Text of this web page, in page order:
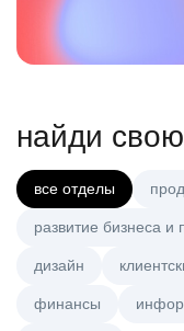
найди
все отделы
развитие бизнеса и
дизайн
финансы